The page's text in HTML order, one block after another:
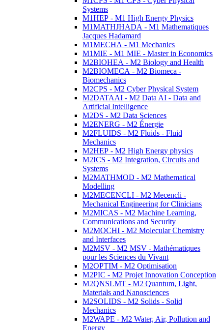
Systems
M1HEP - M1 High Energy Physics
M1MATHJHADA - M1 Mathematiques
Jacques Hadamard
M1MECHA - M1 Mechanics
M1MIE - M1 MIE - Master in Economics
M2BIOHEA - M2 Biology and Health
M2BIOMECA - M2 Biomeca -
Biomechanics
M2CPS - M2 Cyber Physical System
M2DATAAI - M2 Data AI - Data and
Artificial Intelligence
M2DS - M2 Data Sciences
M2ENERG - M2 Énergie
M2FLUIDS - M2 Fluids - Fluid
Mechanics
M2HEP - M2 High Energy physics
M2ICS - M2 Integration, Circuits and
Systems
M2MATHMOD - M2 Mathematical
Modelling
M2MECENCLI - M2 Mecencli -
Mechanical Engineering for Clinicians
M2MICAS - M2 Machine Learning,
Communications and Security
M2MOCHI - M2 Molecular Chemistry
and Interfaces
M2MSV - M2 MSV - Mathématiques
pour les Sciences du Vivant
M2OPTIM - M2 Optimisation
M2PIC - M2 Projet Innovation Conception
M2QNSLMT - M2 Quantum, Light,
Materials and Nanosciences
M2SOLIDS - M2 Solids - Solid
Mechanics
M2WAPE - M2 Water, Air, Pollution and
Energy